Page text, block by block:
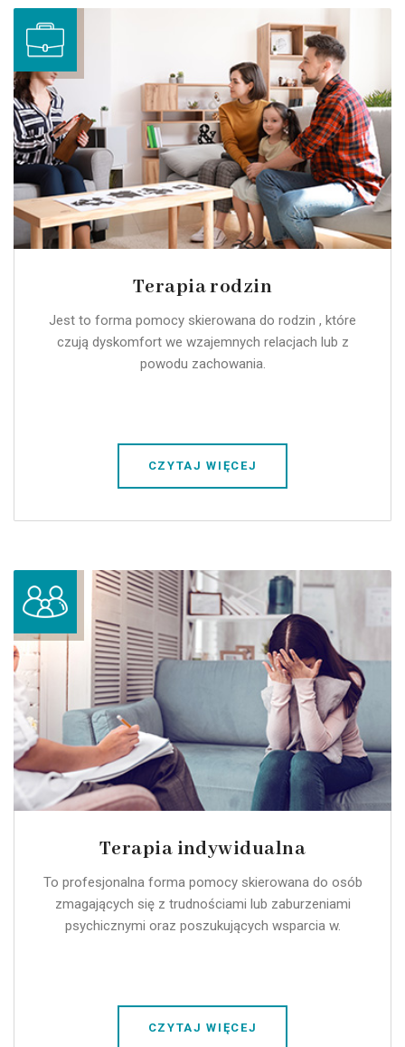
Terapia rodzin
Jest to forma pomocy skierowana do rodzin , które
czują dyskomfort we wzajemnych relacjach lub z
powodu zachowania.
CZYTAJ WIĘCEJ
Terapia indywidualna
To profesjonalna forma pomocy skierowana do osób
zmagających się z trudnościami lub zaburzeniami
psychicznymi oraz poszukujących wsparcia w.
CZYTAJ WIĘCEJ